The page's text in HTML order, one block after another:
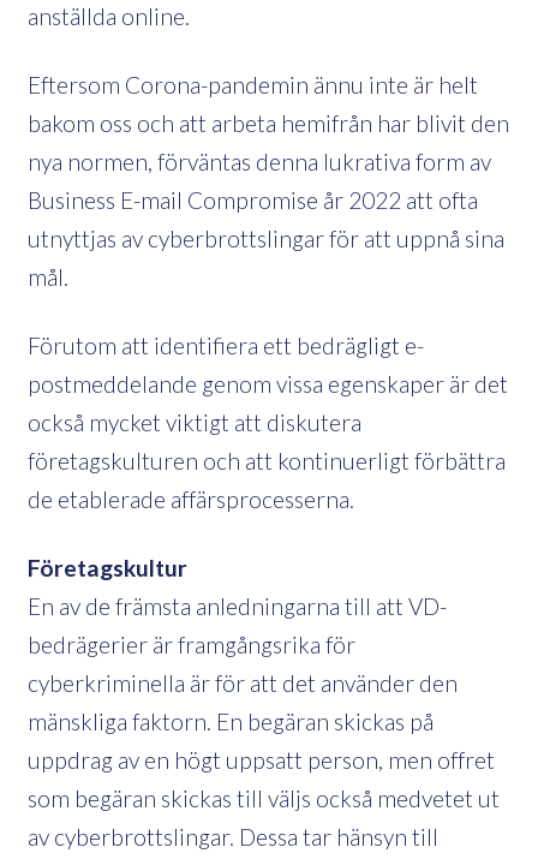
anställda online.
Eftersom Corona-pandemin ännu inte är helt
bakom oss och att arbeta hemifrån har blivit den
nya normen, förväntas denna lukrativa form av
Business E-mail Compromise år 2022 att ofta
utnyttjas av cyberbrottslingar för att uppnå sina
mål.
Förutom att identifiera ett bedrägligt e-
postmeddelande genom vissa egenskaper är det
också mycket viktigt att diskutera
företagskulturen och att kontinuerligt förbättra
de etablerade affärsprocesserna.
Företagskultur
En av de främsta anledningarna till att VD-
bedrägerier är framgångsrika för
cyberkriminella är för att det använder den
mänskliga faktorn. En begäran skickas på
uppdrag av en högt uppsatt person, men offret
som begäran skickas till väljs också medvetet ut
av cyberbrottslingar. Dessa tar hänsyn till